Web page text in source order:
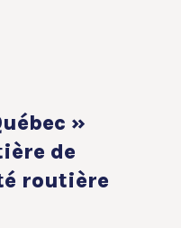
»
de
routière